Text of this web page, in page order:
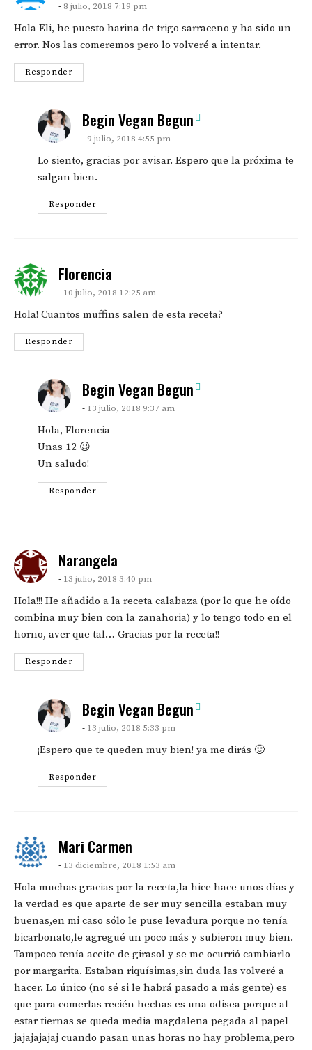
8 julio, 2018 7:19 pm
Hola Eli, he puesto harina de trigo sarraceno y ha sido un
error. Nos las comeremos pero lo volveré a intentar.
Responder
Begin Vegan Begun
9 julio, 2018 4:55 pm
Lo siento, gracias por avisar. Espero que la próxima te
salgan bien.
Responder
Florencia
10 julio, 2018 12:25 am
Hola! Cuantos muffins salen de esta receta?
Responder
Begin Vegan Begun
13 julio, 2018 9:37 am
Hola, Florencia
Unas 12 😉
Un saludo!
Responder
Narangela
13 julio, 2018 3:40 pm
Hola!!! He añadido a la receta calabaza (por lo que he oído
combina muy bien con la zanahoria) y lo tengo todo en el
horno, aver que tal… Gracias por la receta!!
Responder
Begin Vegan Begun
13 julio, 2018 5:33 pm
¡Espero que te queden muy bien! ya me dirás 🙂
Responder
Mari Carmen
13 diciembre, 2018 1:53 am
Hola muchas gracias por la receta,la hice hace unos días y
la verdad es que aparte de ser muy sencilla estaban muy
buenas,en mi caso sólo le puse levadura porque no tenía
bicarbonato,le agregué un poco más y subieron muy bien.
Tampoco tenía aceite de girasol y se me ocurrió cambiarlo
por margarita. Estaban riquísimas,sin duda las volveré a
hacer. Lo único (no sé si le habrá pasado a más gente) es
que para comerlas recién hechas es una odisea porque al
estar tiernas se queda media magdalena pegada al papel
jajajajajaj cuando pasan unas horas no hay problema,pero